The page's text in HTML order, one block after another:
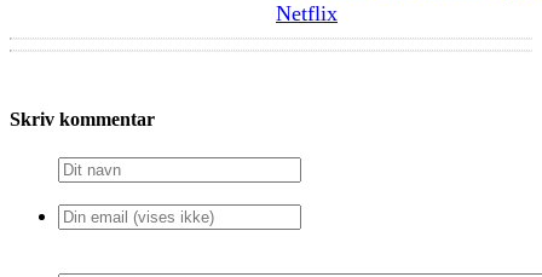
Netflix
Skriv kommentar